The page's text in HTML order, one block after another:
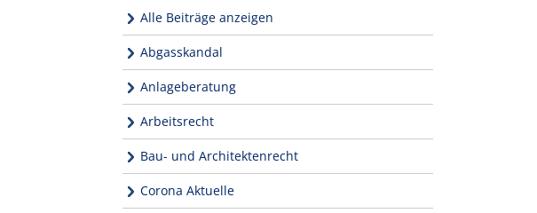
Alle Beiträge anzeigen
Abgasskandal
Anlageberatung
Arbeitsrecht
Bau- und Architektenrecht
Corona Aktuelle